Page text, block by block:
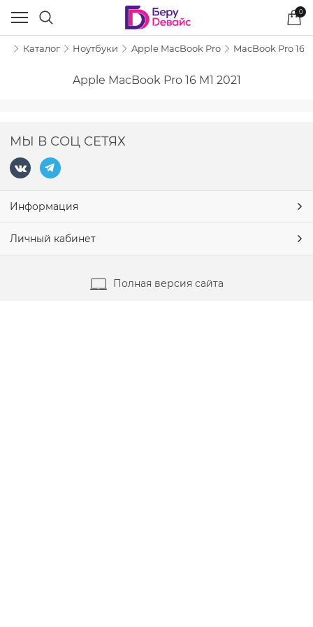
0
Каталог Ноутбуки Apple MacBook Pro MacBook Pro 16
Apple MacBook Pro 16 M1 2021
МЫ В СОЦ СЕТЯХ
Информация
Личный кабинет
Полная версия сайта